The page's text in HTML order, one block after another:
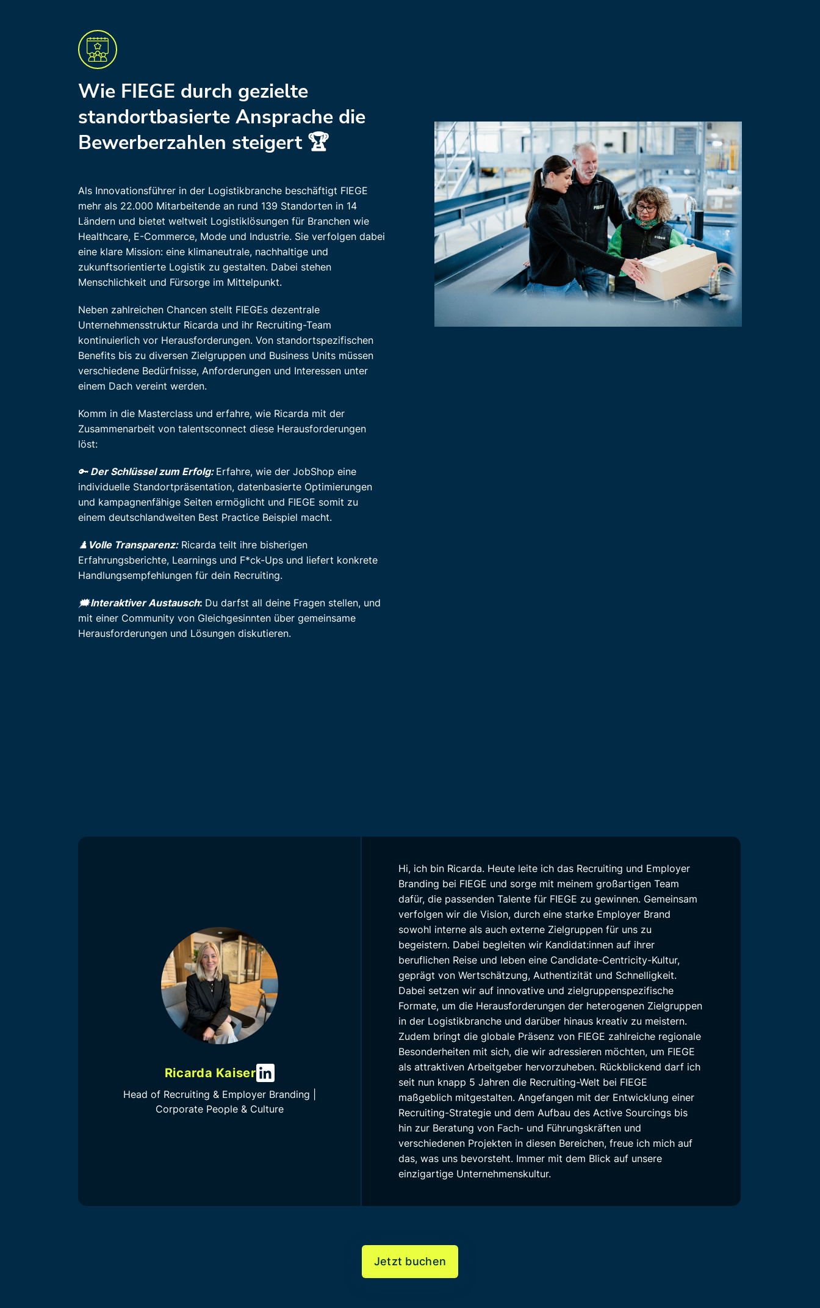
Wie FIEGE durch gezielte
standortbasierte Ansprache die
Bewerberzahlen steigert 🏆
Als Innovationsführer in der Logistikbranche beschäftigt FIEGE
mehr als 22.000 Mitarbeitende an rund 139 Standorten in 14
Ländern und bietet weltweit Logistiklösungen für Branchen wie
Healthcare, E-Commerce, Mode und Industrie. Sie verfolgen dabei
eine klare Mission: eine klimaneutrale, nachhaltige und
zukunftsorientierte Logistik zu gestalten. Dabei stehen
Menschlichkeit und Fürsorge im Mittelpunkt.
Neben zahlreichen Chancen stellt FIEGEs dezentrale
Unternehmensstruktur Ricarda und ihr Recruiting-Team
kontinuierlich vor Herausforderungen. Von standortspezifischen
Benefits bis zu diversen Zielgruppen und Business Units müssen
verschiedene Bedürfnisse, Anforderungen und Interessen unter
einem Dach vereint werden.
Komm in die Masterclass und erfahre, wie Ricarda mit der
Zusammenarbeit von talentsconnect diese Herausforderungen
löst:
🔑 Der Schlüssel zum Erfolg: Erfahre, wie der JobShop eine
individuelle Standortpräsentation, datenbasierte Optimierungen
und kampagnenfähige Seiten ermöglicht und FIEGE somit zu
einem deutschlandweiten Best Practice Beispiel macht.
♟️ Volle Transparenz:Ricarda teilt ihre bisherigen
Erfahrungsberichte, Learnings und F*ck-Ups und liefert konkrete
Handlungsempfehlungen für dein Recruiting.
🗯️Interaktiver Austausch: Du darfst all deine Fragen stellen, und
mit einer Community von Gleichgesinnten über gemeinsame
Herausforderungen und Lösungen diskutieren.
Ricarda Kaiser
Head of Recruiting & Employer Branding |
Corporate People & Culture
Hi, ich bin Ricarda. Heute leite ich das Recruiting und Employer
Branding bei FIEGE und sorge mit meinem großartigen Team
dafür, die passenden Talente für FIEGE zu gewinnen. Gemeinsam
verfolgen wir die Vision, durch eine starke Employer Brand
sowohl interne als auch externe Zielgruppen für uns zu
begeistern. Dabei begleiten wir Kandidat:innen auf ihrer
beruflichen Reise und leben eine Candidate-Centricity-Kultur,
geprägt von Wertschätzung, Authentizität und Schnelligkeit.
Dabei setzen wir auf innovative und zielgruppenspezifische
Formate, um die Herausforderungen der heterogenen Zielgruppen
in der Logistikbranche und darüber hinaus kreativ zu meistern.
Zudem bringt die globale Präsenz von FIEGE zahlreiche regionale
Besonderheiten mit sich, die wir adressieren möchten, um FIEGE
als attraktiven Arbeitgeber hervorzuheben. Rückblickend darf ich
seit nun knapp 5 Jahren die Recruiting-Welt bei FIEGE
maßgeblich mitgestalten. Angefangen mit der Entwicklung einer
Recruiting-Strategie und dem Aufbau des Active Sourcings bis
hin zur Beratung von Fach- und Führungskräften und
verschiedenen Projekten in diesen Bereichen, freue ich mich auf
das, was uns bevorsteht. Immer mit dem Blick auf unsere
einzigartige Unternehmenskultur.
Jetzt buchen